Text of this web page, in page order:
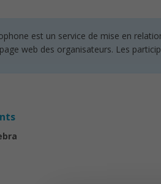
est un service de mise en
web des organisateurs. Les